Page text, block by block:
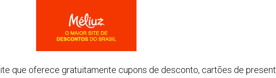
que oferece gratuitamente cupons de desconto, cartões de